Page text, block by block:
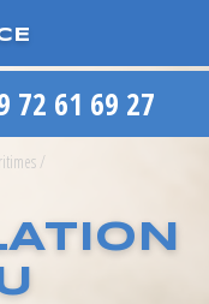
72 61 69 27
/